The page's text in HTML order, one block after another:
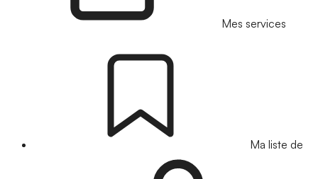
Mes services
Ma liste de